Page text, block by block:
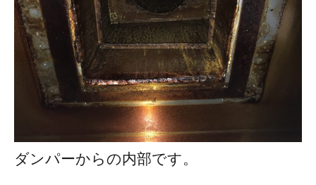
ダンパーからの内部です。